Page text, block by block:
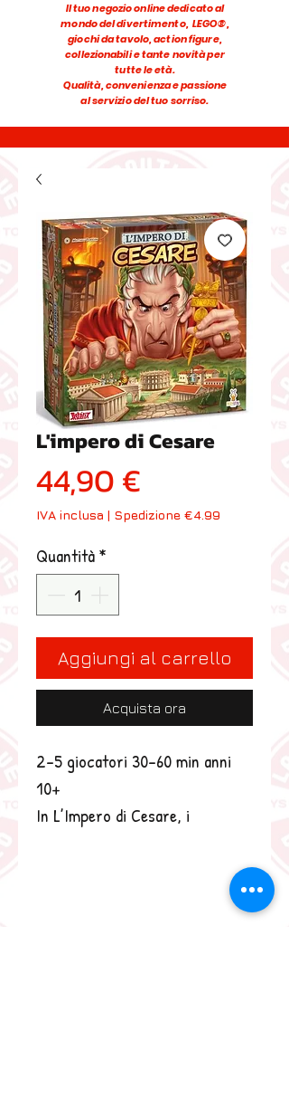
Il tuo negozio online dedicato al
mondo del divertimento, LEGO®,
giochi da tavolo, action figure,
collezionabili e tante novità per
tutte le età.
Qualità, convenienza e passione
al servizio del tuo sorriso.
L'impero di Cesare
44,90 €
IVA inclusa | Spedizione €4.99
Quantità*
Aggiungi al carrello
Acquista ora
2-5 giocatori 30-60 min anni
10+
In L’Impero di Cesare, i
Città della mappa. Ogni nuova